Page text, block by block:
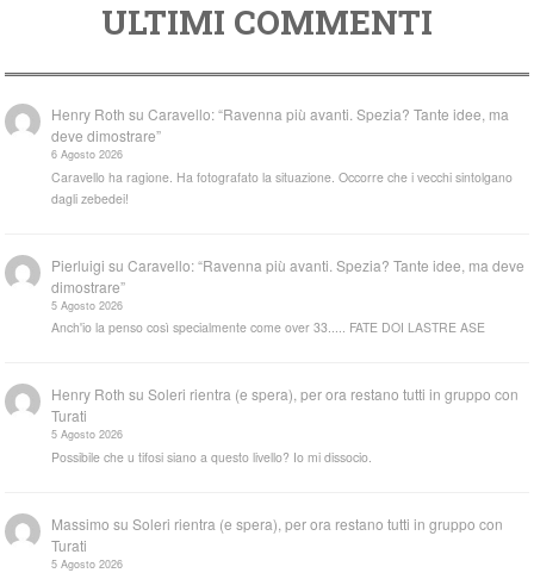
ULTIMI COMMENTI
Henry Roth suCaravello: “Ravenna più avanti. Spezia? Tante idee, ma
deve dimostrare”
6 Agosto 2026
Caravello ha ragione. Ha fotografato la situazione. Occorre che i vecchi sintolgano
dagli zebedei!
Pierluigi suCaravello: “Ravenna più avanti. Spezia? Tante idee, ma deve
dimostrare”
5 Agosto 2026
Anch'io la penso così specialmente come over 33..... FATE DOI LASTRE ASE
Henry Roth suSoleri rientra (e spera), per ora restano tutti in gruppo con
Turati
5 Agosto 2026
Possibile che u tifosi siano a questo livello? Io mi dissocio.
Massimo suSoleri rientra (e spera), per ora restano tutti in gruppo con
Turati
5 Agosto 2026